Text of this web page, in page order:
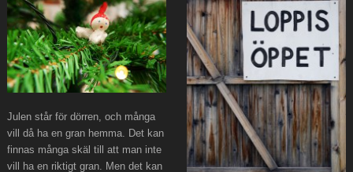
Julen står för dörren, och många
vill då ha en gran hemma. Det kan
finnas många skäl till att man inte
vill ha en riktigt gran. Men det kan